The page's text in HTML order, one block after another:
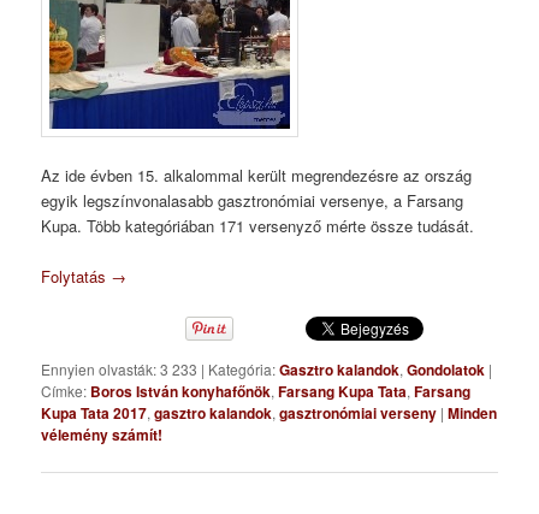
Az ide évben 15. alkalommal került megrendezésre az ország
egyik legszínvonalasabb gasztronómiai versenye, a Farsang
Kupa. Több kategóriában 171 versenyző mérte össze tudását.
Folytatás →
Ennyien olvasták: 3 233 | Kategória:Gasztro kalandok,Gondolatok |
Címke: Boros István konyhafőnök,Farsang Kupa Tata,Farsang
Kupa Tata 2017,gasztro kalandok,gasztronómiai verseny |Minden
vélemény számít!